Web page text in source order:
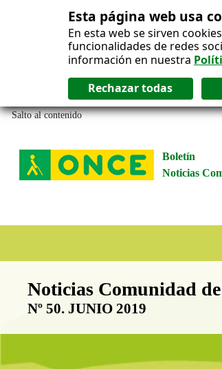
Esta página web usa
En esta web se sirven
funcionalidades de redes
información en nuestra
Salto al contenido
Boletín
Noticias
Boletín Noticias
Noticias Comunidad
Nº 50. JUNIO 2019